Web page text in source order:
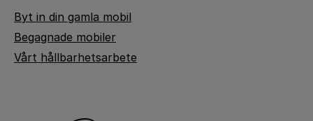
Byt in din gamla mobil
Begagnade mobiler
Vårt hållbarhetsarbete